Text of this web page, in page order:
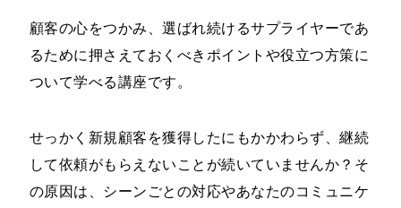
顧客の心をつかみ、選ばれ続けるサプライヤーであ
るために押さえておくべきポイントや役立つ方策に
ついて学べる講座です。
せっかく新規顧客を獲得したにもかかわらず、継続
して依頼がもらえないことが続いていませんか？そ
の原因は、シーンごとの対応やあなたのコミュニケ